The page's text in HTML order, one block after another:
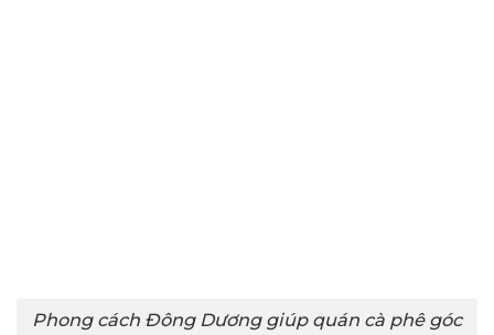
Phong cách Đông Dương giúp quán cà phê góc